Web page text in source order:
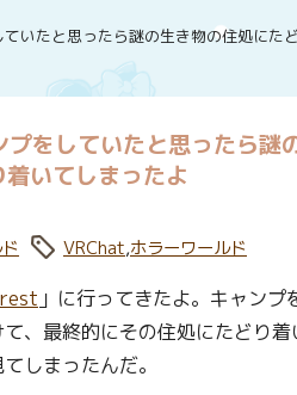
いたと思ったら謎の生き物の住処にた
をしていたと思ったら謎
いてしまったよ
タグ:
VRChat,ホラーワールド
」に行ってきたよ。キャンプ
、最終的にその住処にたどり
しまったんだ。